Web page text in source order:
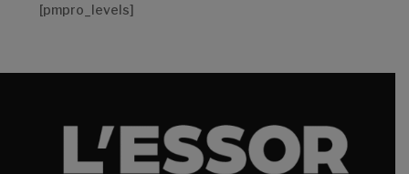
[pmpro_levels]